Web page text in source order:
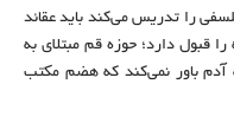
را تدریس می‌کند باید عقائد
دارد؛ حوزه قم مبتلای به
باور نمی‌کند که هضم مکتب